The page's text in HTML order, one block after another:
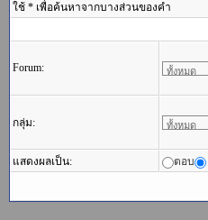
ใช้ * เพื่อค้นหาจากบางส่วนของคำ
Forum:
กลุ่ม:
แสดงผลเป็น: ตอบ